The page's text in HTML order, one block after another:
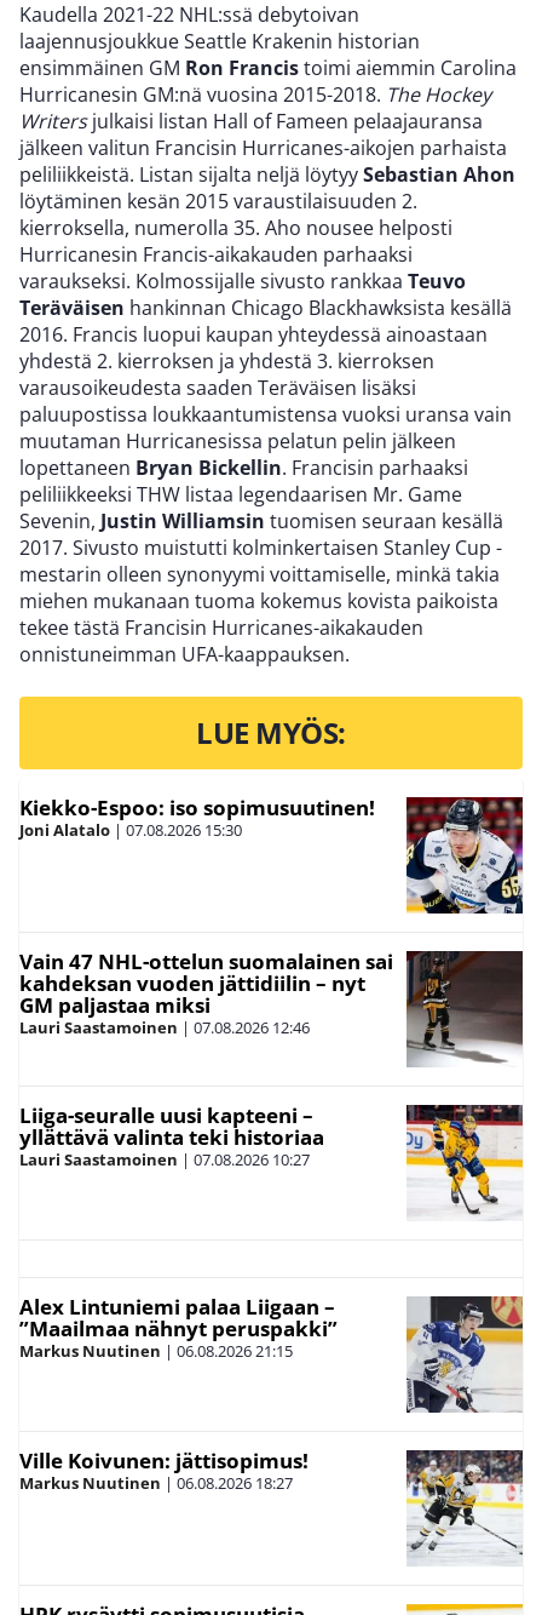
Kaudella 2021-22 NHL:ssä debytoivan
laajennusjoukkue Seattle Krakenin historian
ensimmäinen GM Ron Francistoimi aiemmin Carolina
Hurricanesin GM:nä vuosina 2015-2018. The Hockey
Writersjulkaisi listan Hall of Fameen pelaajauransa
jälkeen valitun Francisin Hurricanes-aikojen parhaista
peliliikkeistä. Listan sijalta neljä löytyySebastian Ahon
löytäminen kesän 2015 varaustilaisuuden 2.
kierroksella, numerolla 35. Aho nousee helposti
Hurricanesin Francis-aikakauden parhaaksi
varaukseksi. Kolmossijalle sivusto rankkaa Teuvo
Teräväisen hankinnan Chicago Blackhawksista kesällä
2016. Francis luopui kaupan yhteydessä ainoastaan
yhdestä 2. kierroksen ja yhdestä 3. kierroksen
varausoikeudesta saaden Teräväisen lisäksi
paluupostissa loukkaantumistensa vuoksi uransa vain
muutaman Hurricanesissa pelatun pelin jälkeen
lopettaneen Bryan Bickellin. Francisin parhaaksi
peliliikkeeksi THW listaa legendaarisen Mr. Game
Sevenin, Justin Williamsin tuomisen seuraan kesällä
2017. Sivusto muistutti kolminkertaisen Stanley Cup -
mestarin olleen synonyymi voittamiselle, minkä takia
miehen mukanaan tuoma kokemus kovista paikoista
tekee tästä Francisin Hurricanes-aikakauden
onnistuneimman UFA-kaappauksen.
LUE MYÖS:
Kiekko-Espoo: iso sopimusuutinen!
Joni Alatalo | 07.08.2026 15:30
Vain 47 NHL-ottelun suomalainen sai
kahdeksan vuoden jättidiilin – nyt
GM paljastaa miksi
Lauri Saastamoinen | 07.08.2026 12:46
Liiga-seuralle uusi kapteeni –
yllättävä valinta teki historiaa
Lauri Saastamoinen | 07.08.2026 10:27
Alex Lintuniemi palaa Liigaan –
”Maailmaa nähnyt peruspakki”
Markus Nuutinen | 06.08.202621:15
Ville Koivunen: jättisopimus!
Markus Nuutinen | 06.08.2026 18:27